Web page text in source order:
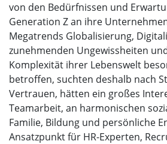
von den Bedürfnissen und
Generation Z an ihre
Megatrends Globalisierung,
zunehmenden Ungewissheiten
Komplexität ihrer Lebenswelt
betroffen, suchten deshalb nach
Vertrauen, hätten ein großes
Teamarbeit, an harmonischen
Familie, Bildung und persönliche
Ansatzpunkt für HR-Experten,